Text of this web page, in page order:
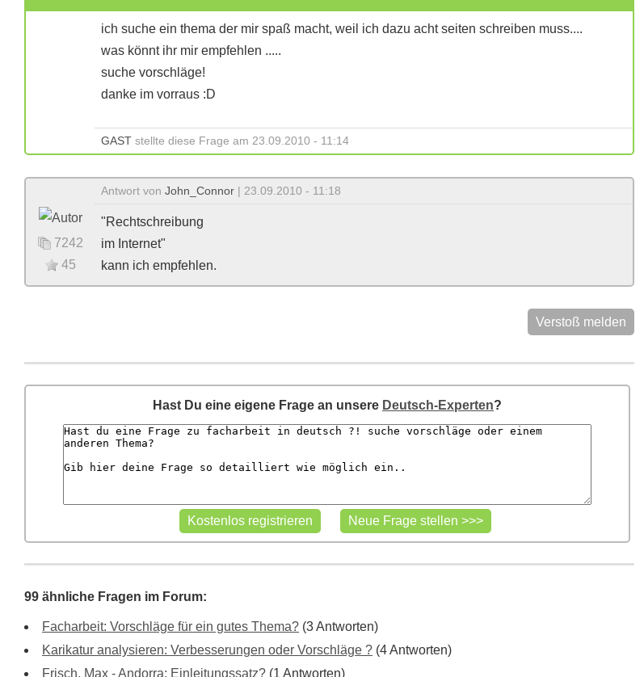
ich suche ein thema der mir spaß macht, weil ich dazu acht seiten schreiben muss....
was könnt ihr mir empfehlen .....
suche vorschläge!
danke im vorraus :D
GAST stellte diese Frage am 23.09.2010 - 11:14
7242
45
Antwort von John_Connor | 23.09.2010 - 11:18
"Rechtschreibung
im Internet"
kann ich empfehlen.
Verstoß melden
Hast Du eine eigene Frage an unsere Deutsch-Experten?
99 ähnliche Fragen im Forum:
Facharbeit: Vorschläge für ein gutes Thema? (3 Antworten)
Karikatur analysieren: Verbesserungen oder Vorschläge ? (4 Antworten)
Frisch, Max - Andorra: Einleitungssatz? (1 Antworten)